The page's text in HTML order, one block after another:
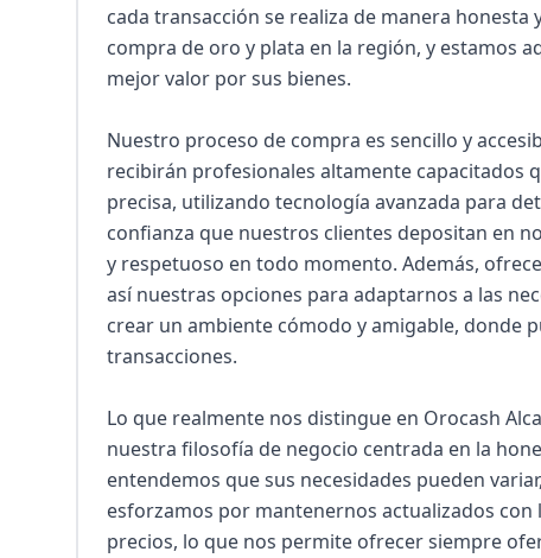
cada transacción se realiza de manera
compra de oro y plata en la región, y estamos
mejor valor por sus bienes.
Nuestro proceso de compra es sencillo y
recibirán profesionales altamente capacitados
precisa, utilizando tecnología avanzada para
confianza que nuestros clientes depositan en
y respetuoso en todo momento. Además,
así nuestras opciones para adaptarnos a las
crear un ambiente cómodo y amigable, donde
transacciones.
Lo que realmente nos distingue en Orocash
nuestra filosofía de negocio centrada en la
entendemos que sus necesidades pueden
esforzamos por mantenernos actualizados
precios, lo que nos permite ofrecer siempre